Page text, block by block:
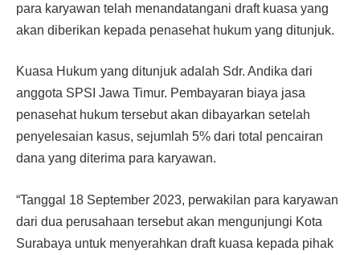
para karyawan telah menandatangani draft kuasa yang
akan diberikan kepada penasehat hukum yang ditunjuk.
Kuasa Hukum yang ditunjuk adalah Sdr. Andika dari
anggota SPSI Jawa Timur. Pembayaran biaya jasa
penasehat hukum tersebut akan dibayarkan setelah
penyelesaian kasus, sejumlah 5% dari total pencairan
dana yang diterima para karyawan.
“Tanggal 18 September 2023, perwakilan para karyawan
dari dua perusahaan tersebut akan mengunjungi Kota
Surabaya untuk menyerahkan draft kuasa kepada pihak